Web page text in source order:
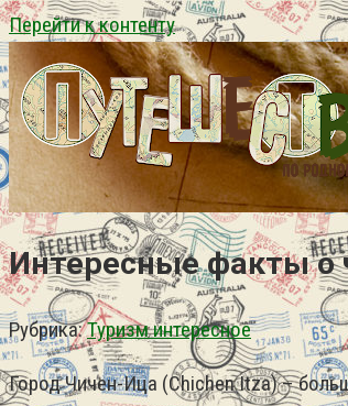
Перейти к контенту
Интересные факты о
Рубрика:Туризм интересное
Город Чичен-Ица (Chichen Itza) –